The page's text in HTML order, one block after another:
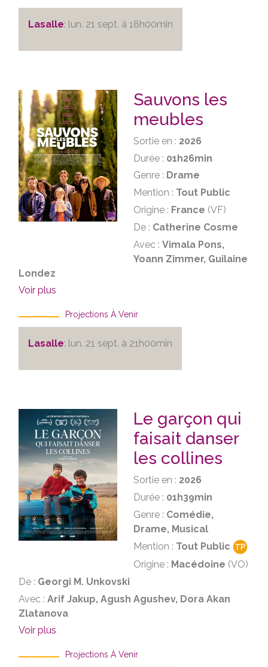
Lasalle: lun. 21 sept. à 18h00min
Sauvons les
meubles
Sortie en : 2026
Durée : 01h26min
Genre : Drame
Mention : Tout Public
Origine : France (VF)
De : Catherine Cosme
Avec : Vimala Pons,
Yoann Zimmer, Guilaine
Londez
Voir plus
Projections À Venir
Lasalle: lun. 21 sept. à 21h00min
Le garçon qui
faisait danser
les collines
Sortie en : 2026
Durée : 01h39min
Genre : Comédie,
Drame, Musical
Mention : Tout Public
Origine : Macédoine (VO)
De : Georgi M. Unkovski
Avec : Arif Jakup, Agush Agushev, Dora Akan
Zlatanova
Voir plus
Projections À Venir